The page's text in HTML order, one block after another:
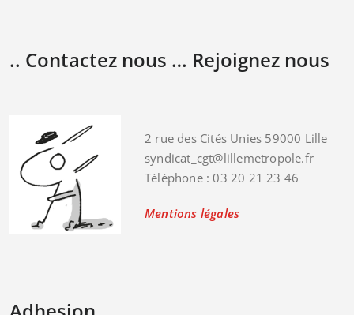
.. Contactez nous … Rejoignez nous
2 rue des Cités Unies 59000 Lille
syndicat_cgt@lillemetropole.fr
Téléphone : 03 20 21 23 46
Mentions légales